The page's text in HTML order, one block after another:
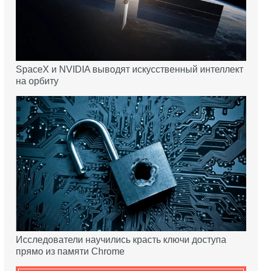
SpaceX и NVIDIA выводят искусственный интеллект
на орбиту
Исследователи научились красть ключи доступа
прямо из памяти Chrome